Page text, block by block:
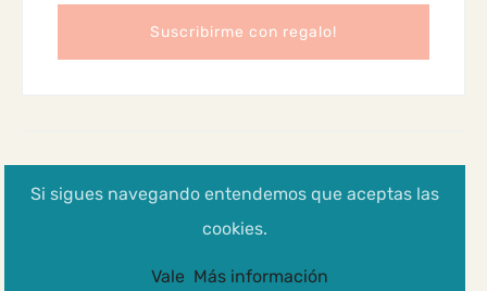
Aviso legal, Política de privacidad y cookies
Si sigues navegando entendemos que aceptas las
cookies.
Vale Más información